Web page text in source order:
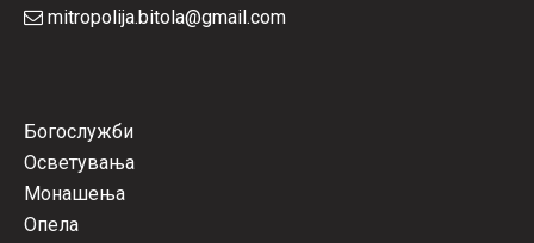
mitropolija.bitola@gmail.com
Богослужби
Осветувања
Монашења
Опела